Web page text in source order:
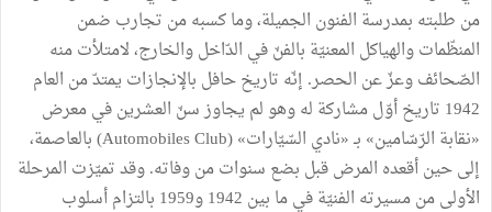
من طلبته بمدرسة الفنون الجميلة، وما كسبه من تجارب ضمن
المنظّمات والهياكل المعنيّة بالفنّ في الدّاخل والخارج، لامتلأت منه
الصّحائف وعزّ عن الحصر. إنّه تاريخ حافل بالإنجازات يمتدّ من العام
1942 تاريخ أوّل مشاركة له وهو لم يجاوز سنّ العشرين في معرض
«نقابة الرّسّامين» بـ «نادي السّيّارات» (Automobiles Club) بالعاصمة،
إلى حين أقعده المرض قبل بضع سنوات من وفاته. وقد تميّزت المرحلة
الأولى من مسيرته الفنيّة في ما بين 1942 و1959 بالتزام أسلوب